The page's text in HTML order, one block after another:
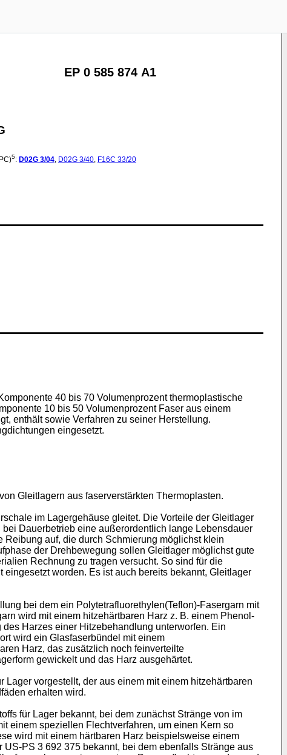
EP 0 585 874 A1
5: D02G 3/04, D02G 3/40, F16C 33/20
40 bis 70 Volumenprozent thermoplastische
10 bis 50 Volumenprozent Faser aus einem
enthält sowie Verfahren zu seiner Herstellung.
eingesetzt.
Gleitlagern aus faserverstärkten Thermoplasten.
im Lagergehäuse gleitet. Die Vorteile der Gleitlager
Dauerbetrieb eine außerordentlich lange Lebensdauer
auf, die durch Schmierung möglichst klein
der Drehbewegung sollen Gleitlager möglichst gute
Rechnung zu tragen versucht. So sind für die
worden. Es ist auch bereits bekannt, Gleitlager
bei dem ein Polytetrafluorethylen(Teflon)-Fasergarn mit
wird mit einem hitzehärtbaren Harz z. B. einem Phenol-
Harzes einer Hitzebehandlung unterworfen. Ein
wird ein Glasfaserbündel mit einem
Harz, das zusätzlich noch feinverteilte
gewickelt und das Harz ausgehärtet.
vorgestellt, der aus einem mit einem hitzehärtbaren
erhalten wird.
für Lager bekannt, bei dem zunächst Stränge von im
einem speziellen Flechtverfahren, um einen Kern so
wird mit einem härtbaren Harz beispielsweise einem
PS 3 692 375 bekannt, bei dem ebenfalls Stränge aus